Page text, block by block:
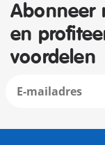
Abonneer
en
voordelen